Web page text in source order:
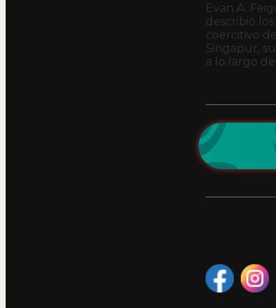
Evan A.
describió
coercitivo
Singapur,
a lo largo